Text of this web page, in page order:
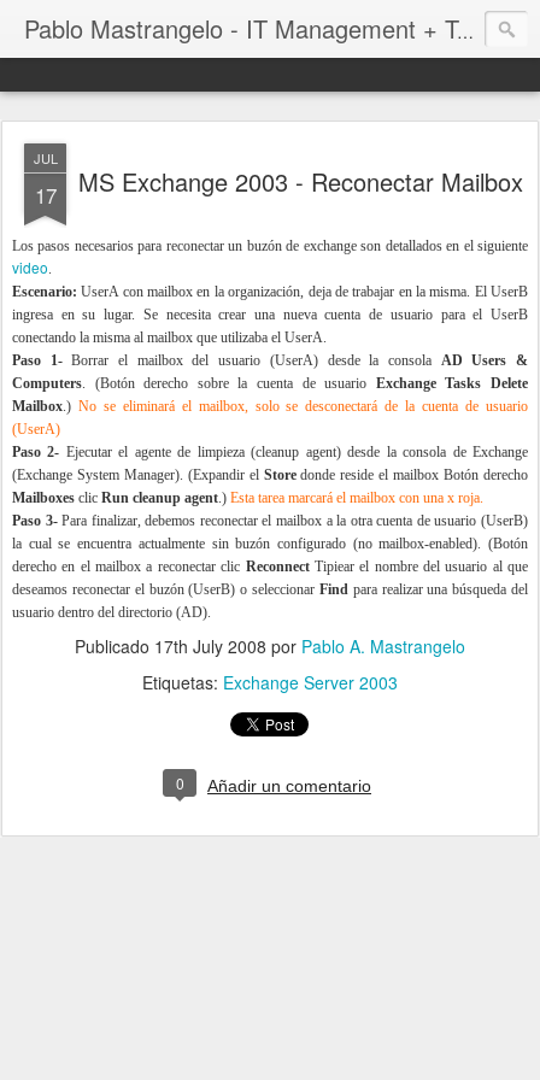
Pablo Mastrangelo - IT Management + Troubleshooting
JUL
17 MS Exchange 2003 - Reconectar Mailbox
Los pasos necesarios para reconectar un buzón de exchange son detallados en el siguiente
video.
Escenario: UserA con mailbox en la organización, deja de trabajar en la misma. El UserB
ingresa en su lugar. Se necesita crear una nueva cuenta de usuario para el UserB
conectando la misma al mailbox que utilizaba el UserA.
Paso 1-Borrar el mailbox del usuario (UserA) desde la consola AD Users &
Computers. (Botón derecho sobre la cuenta de usuario Exchange Tasks Delete
Mailbox.) No se eliminará el mailbox, solo se desconectará de la cuenta de usuario
(UserA)
Paso 2- Ejecutar el agente de limpieza (cleanup agent) desde la consola de Exchange
(Exchange System Manager). (Expandir el Storedonde reside el mailbox Botón derecho
Mailboxes clic Run cleanup agent.) Esta tarea marcará el mailbox con una x roja.
Paso 3-Para finalizar, debemos reconectar el mailbox a la otra cuenta de usuario (UserB)
la cual se encuentra actualmente sin buzón configurado (no mailbox-enabled). (Botón
derecho en el mailbox a reconectar clic Reconnect Tipiear el nombre del usuario al que
deseamos reconectar el buzón (UserB) o seleccionar Findpara realizar una búsqueda del
usuario dentro del directorio (AD).
Publicado 17th July 2008 por Pablo A. Mastrangelo
Etiquetas: Exchange Server 2003
0 Añadir un comentario